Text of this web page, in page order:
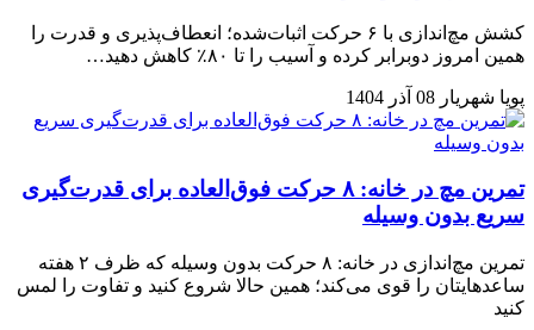
کشش مچ‌اندازی با ۶ حرکت اثبات‌شده؛ انعطاف‌پذیری و قدرت را
همین امروز دوبرابر کرده و آسیب را تا ۸۰٪ کاهش دهید…
پویا شهریار 08 آذر 1404
تمرین مچ در خانه: ۸ حرکت فوق‌العاده برای قدرت‌گیری
سریع بدون وسیله
تمرین مچ‌اندازی در خانه: ۸ حرکت بدون وسیله که ظرف ۲ هفته
ساعدهایتان را قوی می‌کند؛ همین حالا شروع کنید و تفاوت را لمس
کنید